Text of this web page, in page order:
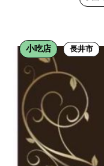
小吃店 長井市